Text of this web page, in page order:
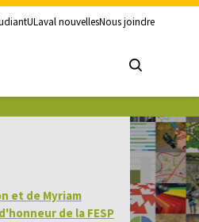
ULaval nouvellesNous joindre
et de Myriam
de la FESP